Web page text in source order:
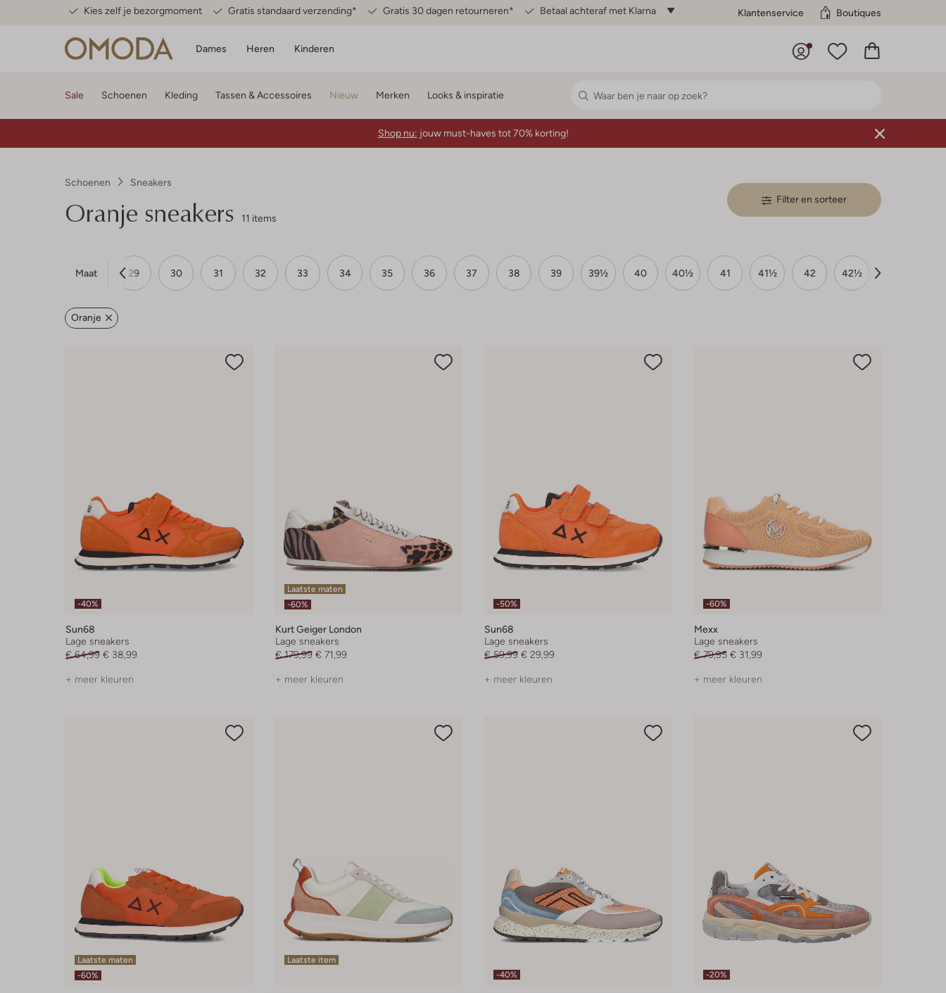
Kies zelf je bezorgmoment Gratis standaard verzending* Gratis 30 dagen retourneren* Betaal achteraf met Klarna Klantenservice Boutiques
Dames Heren Kinderen
Sale Schoenen Kleding Tassen & Accessoires Nieuw Merken Looks & inspiratie
Shop nu: jouw must-haves tot 70% korting!
Schoenen Sneakers
Oranje sneakers 11 items
Filter en sorteer
Maat
28 29 30 31 32 33 34 35 36 37 38 39 39½ 40 40½ 41 41½ 42 42½
Oranje
-40%
Sun68
Lage sneakers
€ 64,99 € 38,99
+ meer kleuren
Laatste maten
-60%
Kurt Geiger London
Lage sneakers
€ 179,99 € 71,99
+ meer kleuren
-50%
Sun68
Lage sneakers
€ 59,99 € 29,99
+ meer kleuren
-60%
Mexx
Lage sneakers
€ 79,95 € 31,99
+ meer kleuren
Laatste maten
-60%
Laatste item
-40% -20%